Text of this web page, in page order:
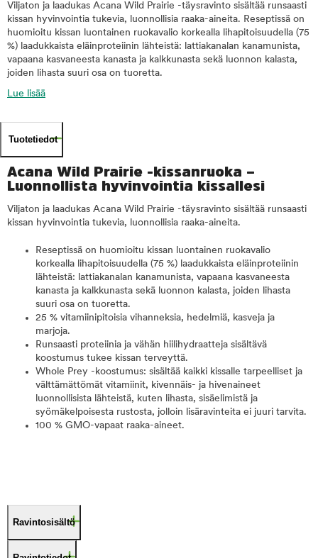
Viljaton ja laadukas Acana Wild Prairie -täysravinto sisältää runsaasti
kissan hyvinvointia tukevia, luonnollisia raaka-aineita. Reseptissä on
huomioitu kissan luontainen ruokavalio korkealla lihapitoisuudella (75
%) laadukkaista eläinproteiinin lähteistä: lattiakanalan kanamunista,
vapaana kasvaneesta kanasta ja kalkkunasta sekä luonnon kalasta,
joiden lihasta suuri osa on tuoretta.
Lue lisää
Tuotetiedot
Acana Wild Prairie -kissanruoka –
Luonnollista hyvinvointia kissallesi
Viljaton ja laadukas Acana Wild Prairie -täysravinto sisältää runsaasti
kissan hyvinvointia tukevia, luonnollisia raaka-aineita.
Reseptissä on huomioitu kissan luontainen ruokavalio
korkealla lihapitoisuudella (75 %) laadukkaista eläinproteiinin
lähteistä: lattiakanalan kanamunista, vapaana kasvaneesta
kanasta ja kalkkunasta sekä luonnon kalasta, joiden lihasta
suuri osa on tuoretta.
25 % vitamiinipitoisia vihanneksia, hedelmiä, kasveja ja
marjoja.
Runsaasti proteiinia ja vähän hiilihydraatteja sisältävä
koostumus tukee kissan terveyttä.
Whole Prey -koostumus: sisältää kaikki kissalle tarpeelliset ja
välttämättömät vitamiinit, kivennäis- ja hivenaineet
luonnollisista lähteistä, kuten lihasta, sisäelimistä ja
syömäkelpoisesta rustosta, jolloin lisäravinteita ei juuri tarvita.
100 % GMO-vapaat raaka-aineet.
Ravintosisältö